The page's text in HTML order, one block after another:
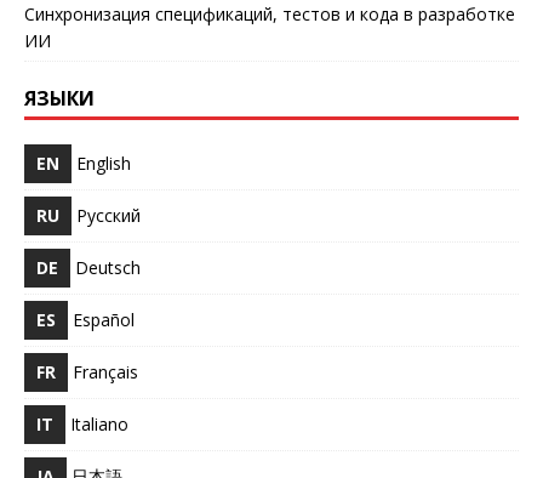
Синхронизация спецификаций, тестов и кода в разработке
ИИ
ЯЗЫКИ
EN English
RU Русский
DE Deutsch
ES Español
FR Français
IT Italiano